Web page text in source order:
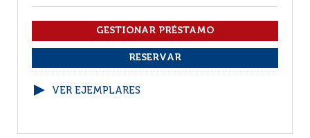
VER EJEMPLARES